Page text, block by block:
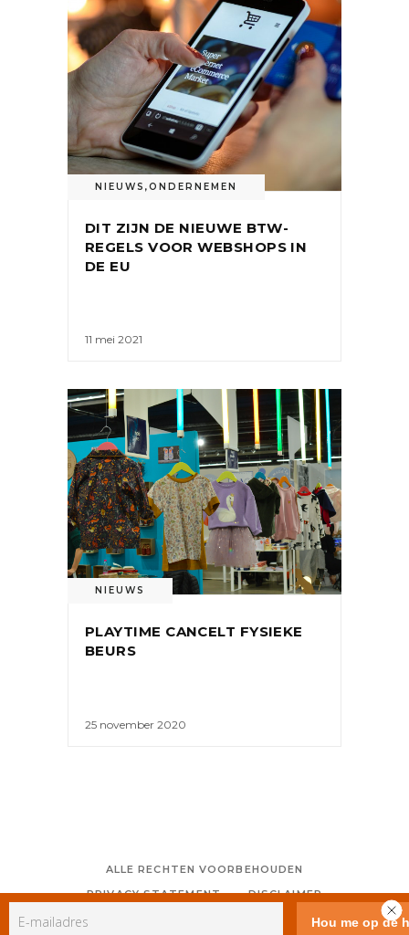
NIEUWS ,ONDERNEMEN
DIT ZIJN DE NIEUWE BTW-
REGELS VOOR WEBSHOPS IN
DE EU
11 mei 2021
NIEUWS
PLAYTIME CANCELT FYSIEKE
BEURS
25 november 2020
ALLE RECHTEN VOORBEHOUDEN
PRIVACY STATEMENT
DISCLAIMER